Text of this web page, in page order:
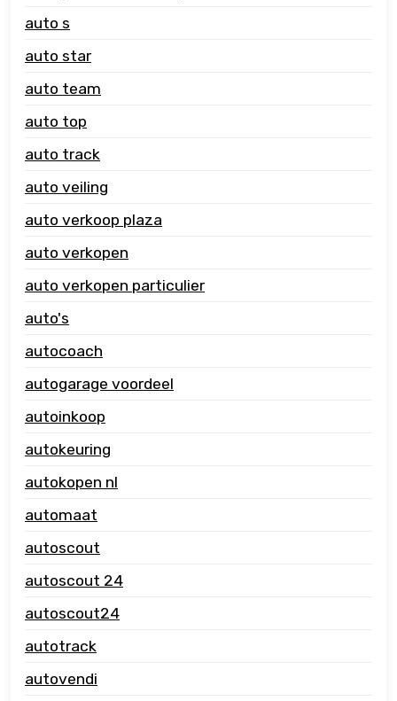
auto s
auto star
auto team
auto top
auto track
auto veiling
auto verkoop plaza
auto verkopen
auto verkopen particulier
auto's
autocoach
autogarage voordeel
autoinkoop
autokeuring
autokopen nl
automaat
autoscout
autoscout 24
autoscout24
autotrack
autovendi